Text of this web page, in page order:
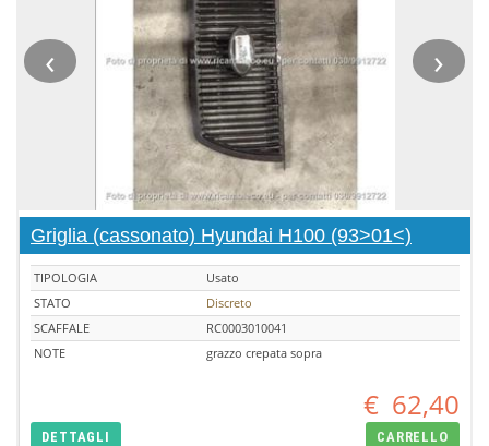
‹ ›
Griglia (cassonato) Hyundai H100 (93>01<)
TIPOLOGIA
Usato
STATO
Discreto
SCAFFALE
RC0003010041
NOTE
grazzo crepata sopra
€ 62,40
DETTAGLI CARRELLO